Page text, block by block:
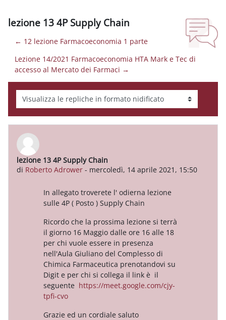
lezione 13 4P Supply Chain
← 12 lezione Farmacoeconomia 1 parte
Lezione 14/2021 Farmacoeconomia HTA Mark e Tec di
accesso al Mercato dei Farmaci →
Modalità visualizzazione
lezione 13 4P Supply Chain
di Roberto Adrower - mercoledì, 14 aprile 2021, 15:50
Numero di risposte: 0
In allegato troverete l' odierna lezione
sulle 4P ( Posto ) Supply Chain
Ricordo che la prossima lezione si terrà
il giorno 16 Maggio dalle ore 16 alle 18
per chi vuole essere in presenza
nell'Aula Giuliano del Complesso di
Chimica Farmaceutica prenotandovi su
Digit e per chi si collega il link è il
seguente https://meet.google.com/cjy-
tpfi-cvo
Grazie ed un cordiale saluto